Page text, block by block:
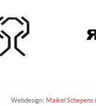
Webdesign: Maikel Schepens